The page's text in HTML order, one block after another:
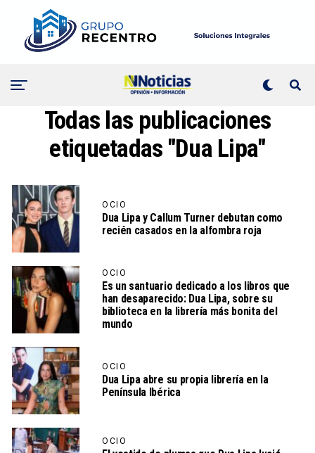
Todas las publicaciones
etiquetadas "Dua Lipa"
OCIO
Dua Lipa y Callum Turner debutan como
recién casados en la alfombra roja
OCIO
Es un santuario dedicado a los libros que
han desaparecido: Dua Lipa, sobre su
biblioteca en la librería más bonita del
mundo
OCIO
Dua Lipa abre su propia librería en la
Península Ibérica
OCIO